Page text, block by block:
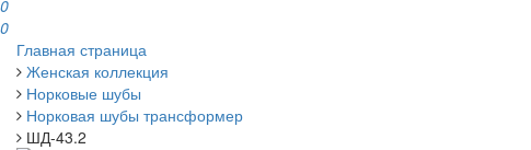
0
0
Главная страница
Женская коллекция
Норковые шубы
Норковая шубы трансформер
ШД-43.2